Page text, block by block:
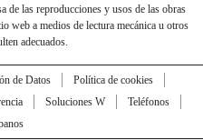
las reproducciones y usos de las obras
web a medios de lectura mecánica u otros
adecuados.
de Datos
Política de cookies
Soluciones W
Teléfonos